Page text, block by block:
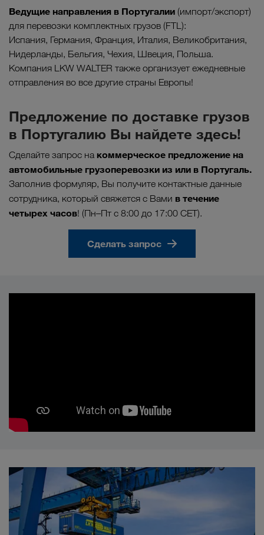
Ведущие направления в Португалии (импорт/экспорт)
для перевозки комплектных грузов (FTL):
Испания, Германия, Франция, Италия, Великобритания,
Нидерланды, Бельгия, Чехия, Швеция, Польша.
Компания LKW WALTER также организует ежедневные
отправления во все другие страны Европы!
Предложение по доставке грузов
в Португалию Вы найдете здесь!
Сделайте запрос на коммерческое предложение на
автомобильные грузоперевозки из или в Португаль.
Заполнив формуляр, Вы получите контактные данные
сотрудника, который свяжется с Вами в течение
четырех часов! (Пн–Пт с 8:00 до 17:00 CET).
Сделать запрос